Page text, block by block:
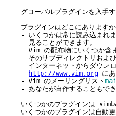
グローバルプラグインを入手
プラグインはどこにあります
- いくつかは常に読み込まれ
見ることができます。
- Vim の配布物にいくつか含
そのサブディレクトリお
- インターネットからダウン
http://www.vim.org に
- Vim のメーリングリスト
- あなたが自作することもで
いくつかのプラグインは
いくつかのプラグインは自動